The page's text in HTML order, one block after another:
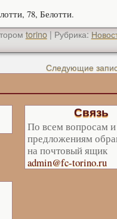
78, Белотти.
torino | Рубрика:
Следующие
Связь
По всем вопросам и
предложениям
на почтовый ящик
admin@fc-torino.ru